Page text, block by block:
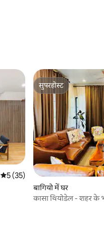
औसत रेटिंग 5 में से 5, 35 समीक्षाएँ
5 (35)
सुपरहोस्ट
सुपरहोस्ट
बागियो में घर
कासा थियोडेल - शहर के